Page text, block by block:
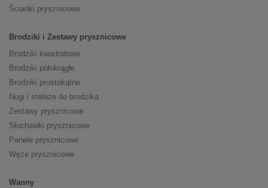
Ścianki prysznicowe
Brodziki i Zestawy prysznicowe
Brodziki kwadratowe
Brodziki półokrągłe
Brodziki prostokątne
Nogi i stelaże do brodzika
Zestawy prysznicowe
Słuchawki prysznicowe
Panele prysznicowe
Węże prysznicowe
Wanny